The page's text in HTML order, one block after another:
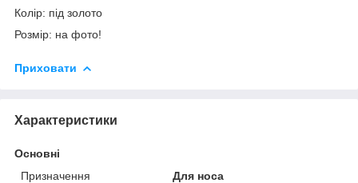
Колір: під золото
Розмір: на фото!
Приховати
Характеристики
Основні
Призначення
Для носа